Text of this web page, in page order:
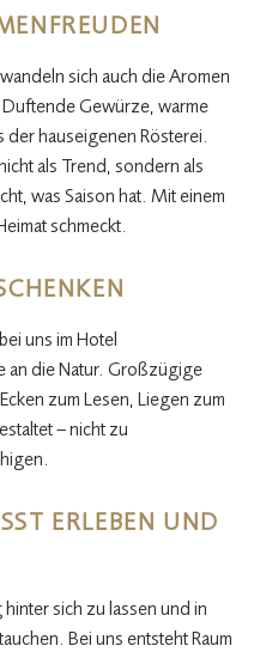
sich auch die Aromen
Gewürze, warme
hauseigenen Rösterei.
als Trend, sondern als
was Saison hat. Mit einem
schmeckt.
uns im Hotel
an die Natur. Großzügige
zum Lesen, Liegen zum
– nicht zu
ERLEBEN UND
sich zu lassen und in
Bei uns entsteht Raum